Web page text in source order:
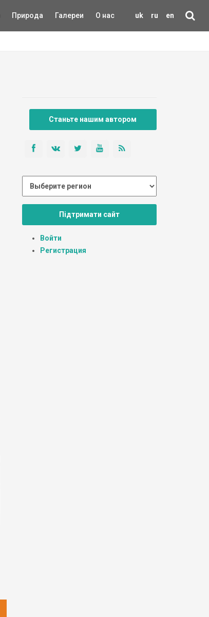
uk ru en
Природа Галереи О нас
Станьте нашим автором
Підтримати сайт
Войти
Регистрация